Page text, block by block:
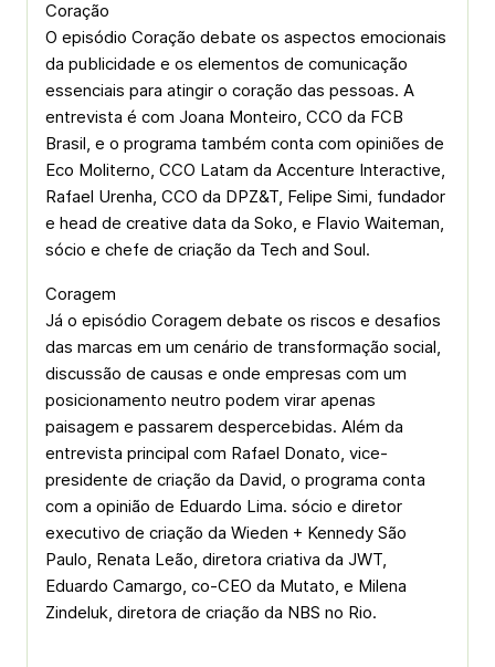
Coração
O episódio Coração debate os aspectos emocionais
da publicidade e os elementos de comunicação
essenciais para atingir o coração das pessoas. A
entrevista é com Joana Monteiro, CCO da FCB
Brasil, e o programa também conta com opiniões de
Eco Moliterno, CCO Latam da Accenture Interactive,
Rafael Urenha, CCO da DPZ&T, Felipe Simi, fundador
e head de creative data da Soko, e Flavio Waiteman,
sócio e chefe de criação da Tech and Soul.
Coragem
Já o episódio Coragem debate os riscos e desafios
das marcas em um cenário de transformação social,
discussão de causas e onde empresas com um
posicionamento neutro podem virar apenas
paisagem e passarem despercebidas. Além da
entrevista principal com Rafael Donato, vice-
presidente de criação da David, o programa conta
com a opinião de Eduardo Lima. sócio e diretor
executivo de criação da Wieden + Kennedy São
Paulo, Renata Leão, diretora criativa da JWT,
Eduardo Camargo, co-CEO da Mutato, e Milena
Zindeluk, diretora de criação da NBS no Rio.